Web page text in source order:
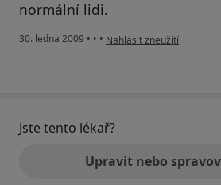
normální lidi.
30. ledna 2009 • • • podle názoru uživatele
Nahlásit zneužití
Jste tento lékař?
Upravit nebo